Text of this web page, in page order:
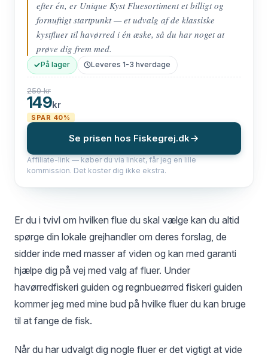
efter én, er Unique Kyst Fluesortiment et billigt og
fornuftigt startpunkt — et udvalg af de klassiske
kystfluer til havørred i én æske, så du har noget at
prøve dig frem med.
På lager Leveres 1-3 hverdage
250 kr
149kr
SPAR 40%
Se prisen hos Fiskegrej.dk
Affiliate-link — køber du via linket, får jeg en lille
kommission. Det koster dig ikke ekstra.
Er du i tvivl om hvilken flue du skal vælge kan du altid
spørge din lokale grejhandler om deres forslag, de
sidder inde med masser af viden og kan med garanti
hjælpe dig på vej med valg af fluer. Under
havørredfiskeri guiden og regnbueørred fiskeri guiden
kommer jeg med mine bud på hvilke fluer du kan bruge
til at fange de fisk.
Når du har udvalgt dig nogle fluer er det vigtigt at vide